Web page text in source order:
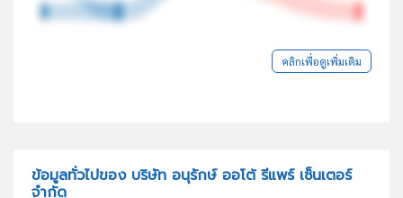
คลิกเพื่อดูเพิ่มเติม
ข้อมูลทั่วไปของ บริษัท อนุรักษ์ ออโต้ รีแพร์ เซ็นเตอร์
จำกัด